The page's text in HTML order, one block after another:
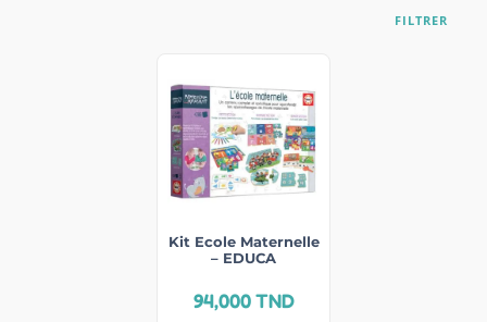
FILTRER
Kit Ecole Maternelle
– EDUCA
94,000TND